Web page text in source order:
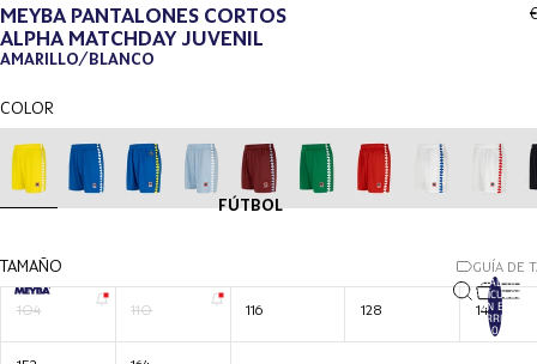
FÚTBOL
TOTAL DE
ARTÍCULOS
EN EL
CARRITO:
0
MEYBA PANTALONES CORTOS
ALPHA MATCHDAY JUVENIL
AMARILLO/BLANCO
COLOR
TAMAÑO GUÍA DE
104 110 116 128 140